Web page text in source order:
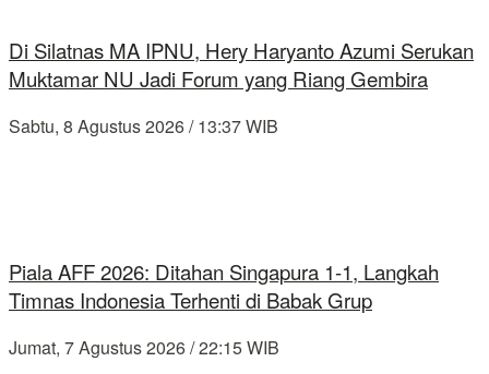
Di Silatnas MA IPNU, Hery Haryanto Azumi Serukan
Muktamar NU Jadi Forum yang Riang Gembira
Sabtu, 8 Agustus 2026 / 13:37 WIB
Piala AFF 2026: Ditahan Singapura 1-1, Langkah
Timnas Indonesia Terhenti di Babak Grup
Jumat, 7 Agustus 2026 / 22:15 WIB